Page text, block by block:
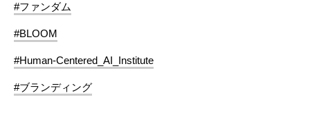
#ファンダム
#BLOOM
#Human-Centered_AI_Institute
#ブランディング